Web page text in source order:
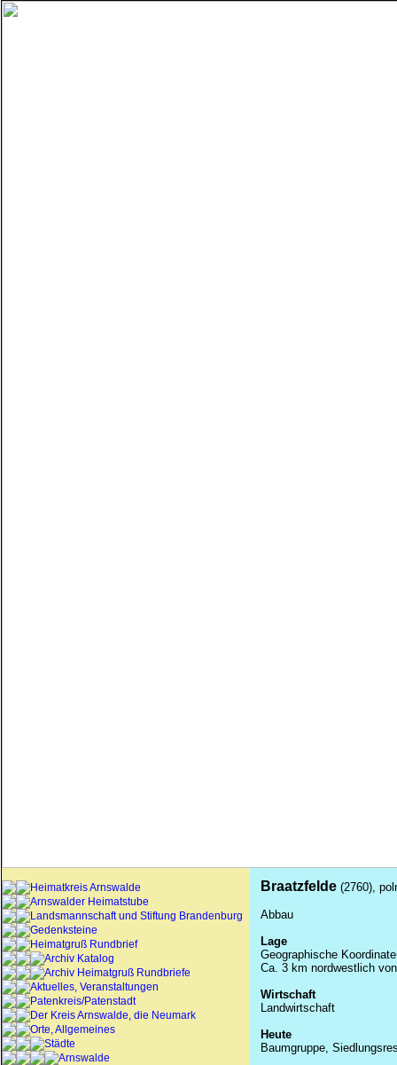
Heimatkreis Arnswalde
Arnswalder Heimatstube
Landsmannschaft und Stiftung Brandenburg
Gedenksteine
Heimatgruß Rundbrief
Archiv Katalog
Archiv Heimatgruß Rundbriefe
Aktuelles, Veranstaltungen
Patenkreis/Patenstadt
Der Kreis Arnswalde, die Neumark
Orte, Allgemeines
Städte
Arnswalde
Braatzfelde (2760),
Abbau
Lage
Geographische
Ca. 3 km nordwestlich
Wirtschaft
Landwirtschaft
Heute
Baumgruppe,